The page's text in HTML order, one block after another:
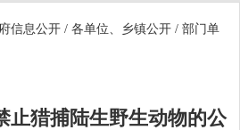
信息公开 / 各单位、乡镇公开 / 部门单
止猎捕陆生野生动物的公